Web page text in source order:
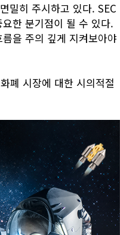
밀히 주시하고 있다. SEC
한 분기점이 될 수 있다.
을 주의 깊게 지켜보아야
폐 시장에 대한 시의적절